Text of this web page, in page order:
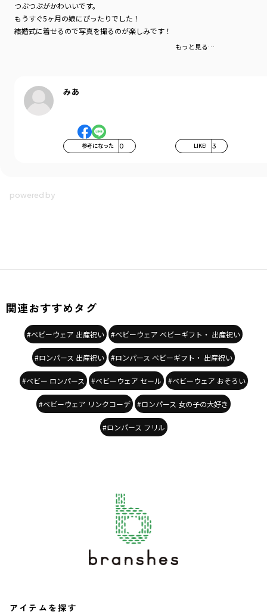
つぶつぶがかわいいです。
もうすぐ5ヶ月の娘にぴったりでした！
結婚式に着せるので写真を撮るのが楽しみです！
もっと見る…
みあ
参考になった 0 LIKE! 3
関連おすすめタグ
#ベビーウェア 出産祝い #ベビーウェア ベビーギフト・ 出産祝い
#ロンパース 出産祝い #ロンパース ベビーギフト・ 出産祝い
#ベビー ロンパース #ベビーウェア セール #ベビーウェア おそろい
#ベビーウェア リンクコーデ #ロンパース 女の子の大好き
#ロンパース フリル
アイテムを探す